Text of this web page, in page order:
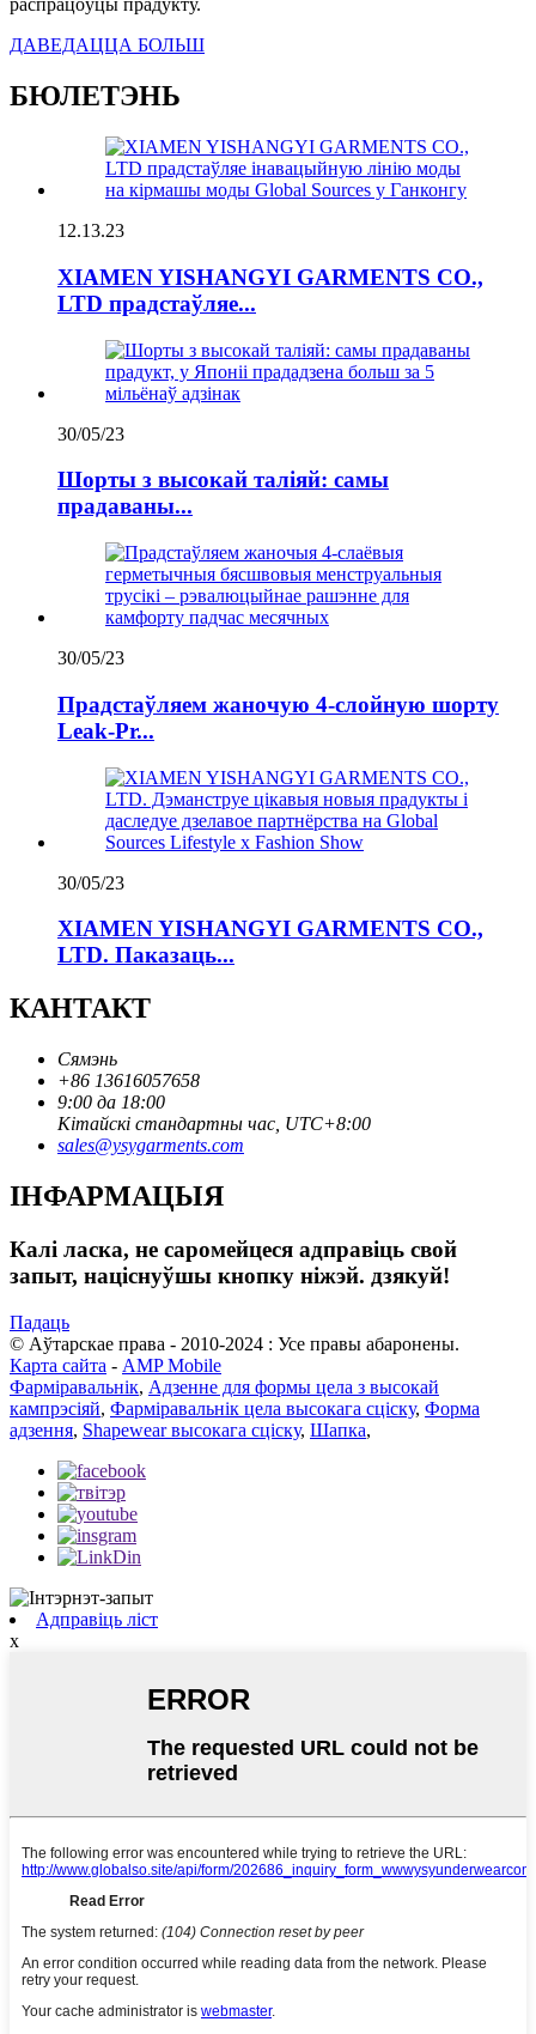
распрацоўцы прадукту.
ДАВЕДАЦЦА БОЛЬШ
БЮЛЕТЭНЬ
12.13.23
XIAMEN YISHANGYI GARMENTS CO.,
LTD прадстаўляе...
30/05/23
Шорты з высокай таліяй: самы
прадаваны...
30/05/23
Прадстаўляем жаночую 4-слойную шорту
Leak-Pr...
30/05/23
XIAMEN YISHANGYI GARMENTS CO.,
LTD. Паказаць...
КАНТАКТ
Сямэнь
+86 13616057658
9:00 да 18:00
Кітайскі стандартны час, UTC+8:00
sales@ysygarments.com
ІНФАРМАЦЫЯ
Калі ласка, не саромейцеся адправіць свой
запыт, націснуўшы кнопку ніжэй. дзякуй!
Падаць
© Аўтарскае права - 2010-2024 : Усе правы абаронены.
Карта сайта - AMP Mobile
Фарміравальнік, Адзенне для формы цела з высокай
кампрэсіяй, Фарміравальнік цела высокага сціску, Форма
адзення, Shapewear высокага сціску, Шапка,
Адправіць ліст
x